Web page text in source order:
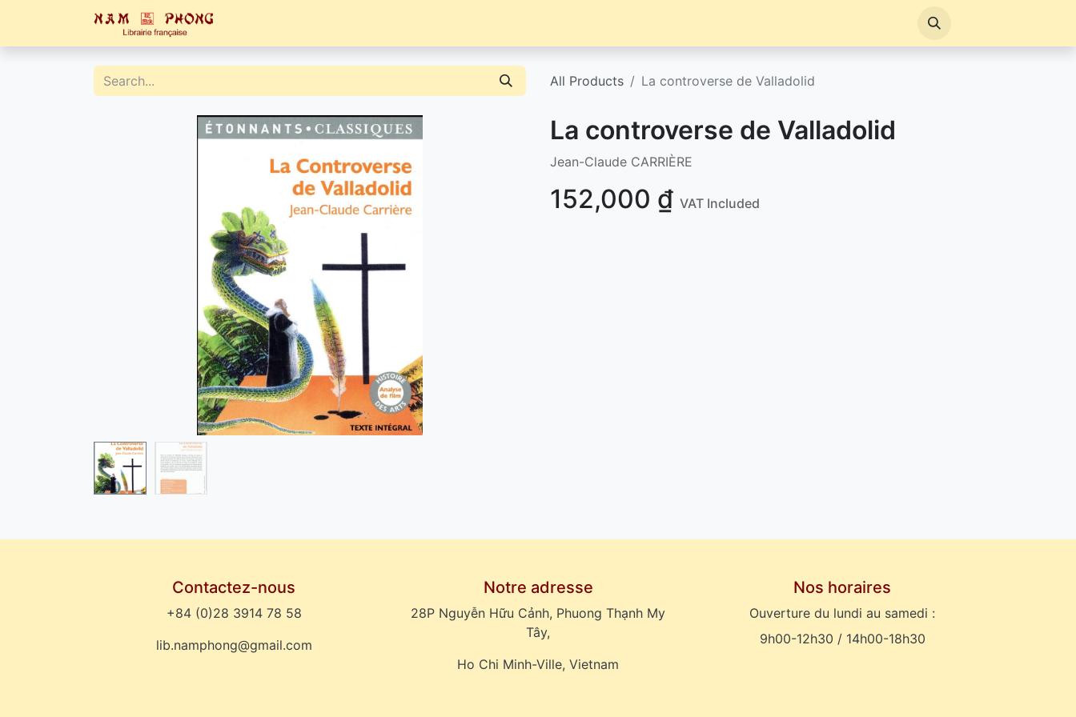
All Products La controverse de Valladolid
La controverse de Valladolid
Jean-Claude CARRIÈRE
152,000 ₫ VAT Included
Contactez-nous
+84 (0)28 3914 78 58
lib.namphong@gmail.com
Notre adresse
28P Nguyễn Hữu Cảnh, Phuong Thạnh My
Tây,
Ho Chi Minh-Ville, Vietnam
Nos horaires
Ouverture du lundi au samedi :
9h00-12h30 / 14h00-18h30